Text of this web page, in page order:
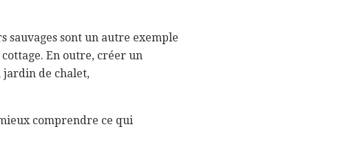
sauvages sont un autre exemple
En outre, créer un
jardin de chalet,
comprendre ce qui